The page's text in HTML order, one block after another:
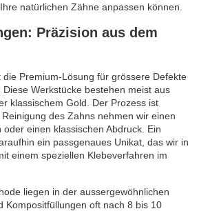
natürlichen Zähne anpassen können.
Präzision aus dem
die Premium-Lösung für grössere Defekte
Werkstücke bestehen meist aus
klassischem Gold. Der Prozess ist
des Zahns nehmen wir einen
einen klassischen Abdruck. Ein
ein passgenaues Unikat, das wir in
einem speziellen Klebeverfahren im
liegen in der aussergewöhnlichen
Kompositfüllungen oft nach 8 bis 10